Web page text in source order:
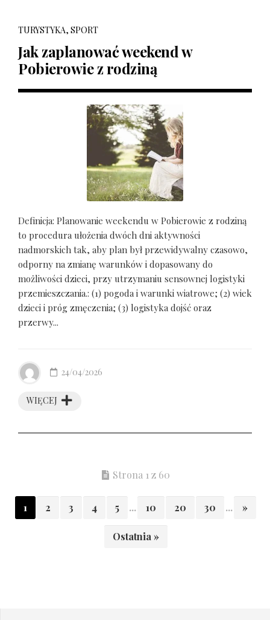
TURYSTYKA, SPORT
Jak zaplanować weekend w
Pobierowie z rodziną
Definicja: Planowanie weekendu w Pobierowie z rodziną
to procedura ułożenia dwóch dni aktywności
nadmorskich tak, aby plan był przewidywalny czasowo,
odporny na zmianę warunków i dopasowany do
możliwości dzieci, przy utrzymaniu sensownej logistyki
przemieszczania.: (1) pogoda i warunki wiatrowe; (2) wiek
dzieci i próg zmęczenia; (3) logistyka dojść oraz
przerwy...
WIĘCEJ
24/04/2026
Strona 1 z 60
1 2 3 4 5 ... 10 20 30 ... »
Ostatnia »